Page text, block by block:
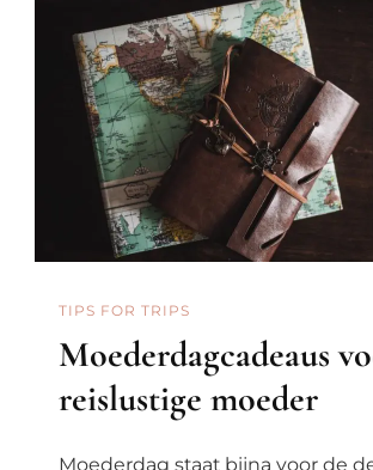
TIPS FOR TRIPS
Moederdagcadeaus
reislustige moeder
Moederdag staat bijna voor de